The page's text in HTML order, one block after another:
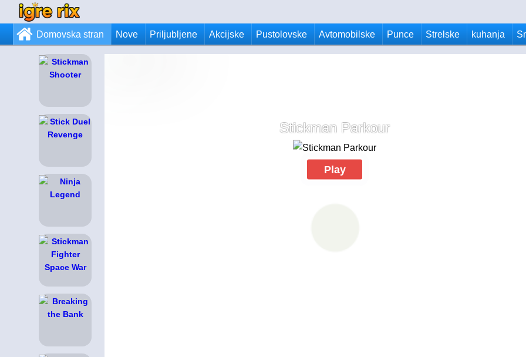
Domovska stran Nove Priljubljene Akcijske Pustolovske Avtomobilske Punce Strelske kuhanja
Stickman Parkour
Play